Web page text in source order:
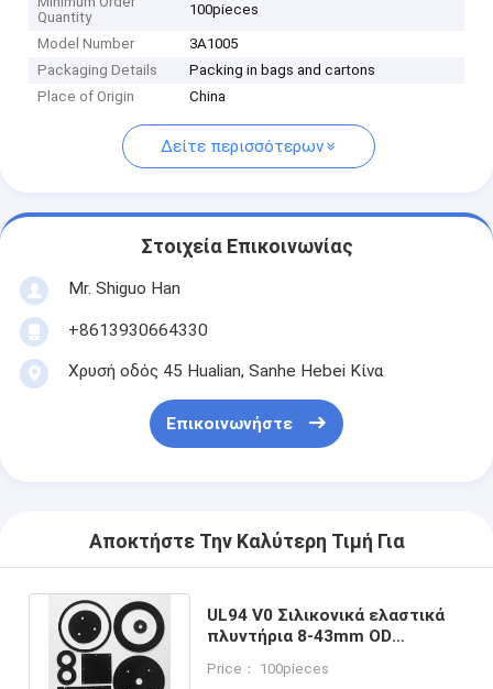
Quantity
100pieces
Model Number
3A1005
Packaging Details
Packing in bags and cartons
Place of Origin
China
Δείτε περισσότερων
Στοιχεία Επικοινωνίας
Mr. Shiguo Han
+8613930664330
Χρυσή οδός 45 Hualian, Sanhe Hebei Κίνα
Επικοινωνήστε
Αποκτήστε Την Καλύτερη Τιμή Για
UL94 V0 Σιλικονικά ελαστικά
πλυντήρια 8-43mm OD
θερμοκρασίες
Price： 100pieces